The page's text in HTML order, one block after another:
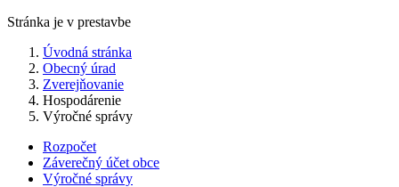
Stránka je v prestavbe
Úvodná stránka
Obecný úrad
Zverejňovanie
Hospodárenie
Výročné správy
Rozpočet
Záverečný účet obce
Výročné správy